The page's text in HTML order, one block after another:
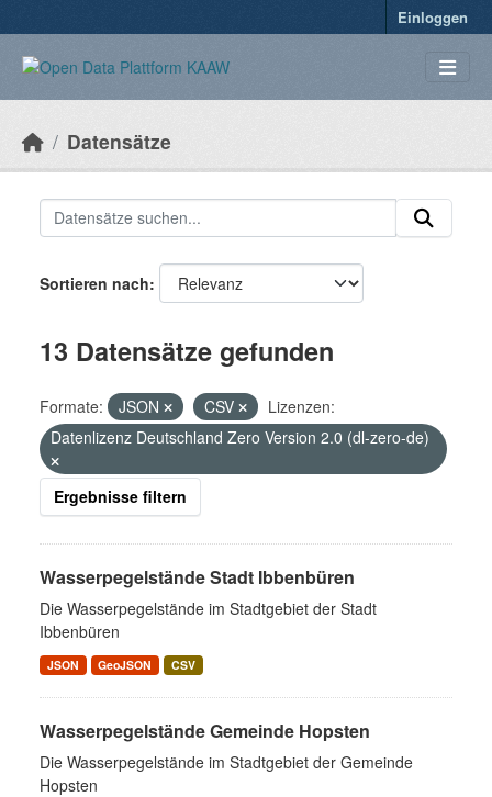
Einloggen
Datensätze
Sortieren nach
13 Datensätze gefunden
Formate: JSON CSV
Lizenzen:
Datenlizenz Deutschland Zero Version 2.0 (dl-zero-de)
Ergebnisse filtern
Wasserpegelstände Stadt Ibbenbüren
Die Wasserpegelstände im Stadtgebiet der Stadt
Ibbenbüren
JSON GeoJSON CSV
Wasserpegelstände Gemeinde Hopsten
Die Wasserpegelstände im Stadtgebiet der Gemeinde
Hopsten